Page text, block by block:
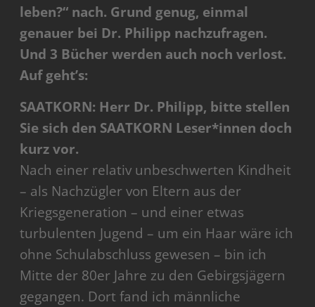
leben?“ nach. Grund genug, einmal
genauer bei Dr. Philipp nachzufragen.
Und 3 Bücher werden auch noch verlost.
Auf geht’s:
SAATKORN: Herr Dr. Philipp, bitte stellen
Sie sich den SAATKORN Leser*innen doch
kurz vor.
Nach einer relativ unbeschwerten Kindheit
– als Nachzügler von Eltern aus der
Kriegsgeneration – und einer etwas
turbulenten Jugend – um ein Haar wäre ich
ohne Schulabschluss gewesen – bin ich
Mitte der 80er Jahre zu den Gebirgsjägern
gegangen. Dort fand ich männliche